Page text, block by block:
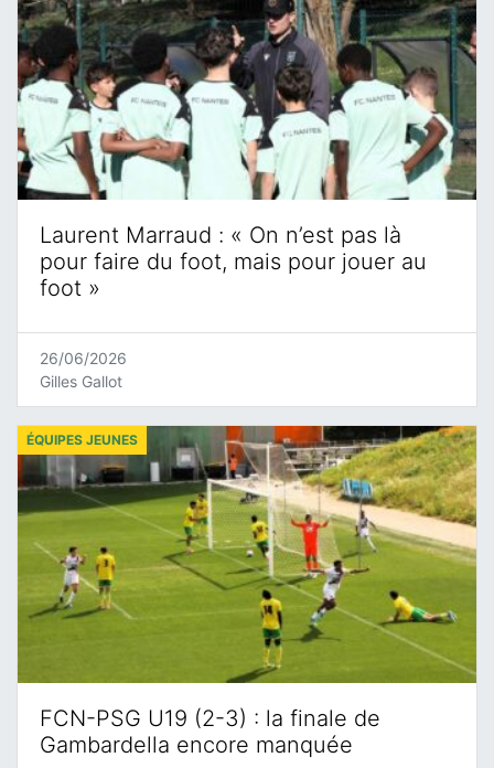
Laurent Marraud : « On n’est pas là
pour faire du foot, mais pour jouer au
foot »
26/06/2026
Gilles Gallot
FCN-PSG U19 (2-3) : la finale de
Gambardella encore manquée
ÉQUIPES JEUNES